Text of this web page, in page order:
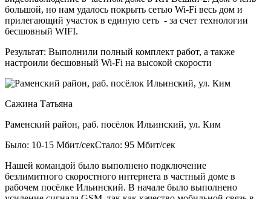
большой, но нам удалось покрыть сетью Wi-Fi весь дом и
прилегающий участок в единую сеть - за счет технологии
бесшовный WIFI.
Результат: Выполнили полный комплект работ, а также
настроили бесшовный Wi-Fi на высокой скорости
Сажина Татьяна
Раменский район, раб. посёлок Ильинский, ул. Ким
Было: 10-15 Мбит/секСтало: 95 Мбит/сек
Нашей командой было выполнено подключение
безлимитного скоростного интернета в частный доме в
рабочем посёлке Ильинский. В начале было выполнено